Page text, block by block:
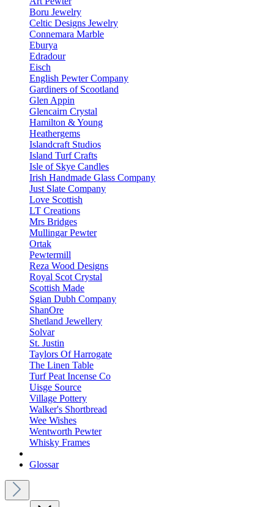
Boru Jewelry
Celtic Designs Jewelry
Connemara Marble
Eburya
Edradour
Eisch
English Pewter Company
Gardiners of Scootland
Glen Appin
Glencairn Crystal
Hamilton & Young
Heathergems
Islandcraft Studios
Island Turf Crafts
Isle of Skye Candles
Irish Handmade Glass Company
Just Slate Company
Love Scottish
LT Creations
Mrs Bridges
Mullingar Pewter
Ortak
Pewtermill
Reza Wood Designs
Royal Scot Crystal
Scottish Made
Sgian Dubh Company
ShanOre
Shetland Jewellery
Solvar
St. Justin
Taylors Of Harrogate
The Linen Table
Turf Peat Incense Co
Uisge Source
Village Pottery
Walker's Shortbread
Wee Wishes
Wentworth Pewter
Whisky Frames
Glossar